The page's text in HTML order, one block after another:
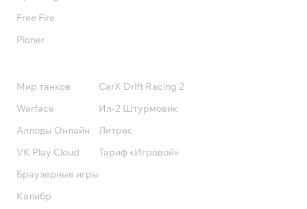
Free Fire
Pioner
Мир танков
Warface
Аллоды Онлайн
VK Play Cloud
Браузерные игры
Калибр
CarX Drift Racing 2
Ил-2 Штурмовик
Литрес
Тариф «Игровой»